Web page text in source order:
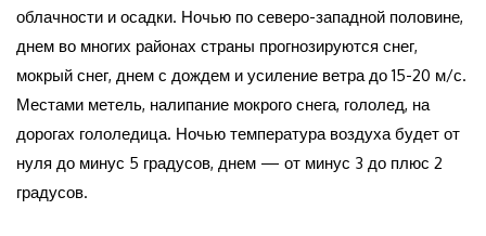
облачности и осадки. Ночью по северо-западной половине,
днем во многих районах страны прогнозируются снег,
мокрый снег, днем с дождем и усиление ветра до 15-20 м/с.
Местами метель, налипание мокрого снега, гололед, на
дорогах гололедица. Ночью температура воздуха будет от
нуля до минус 5 градусов, днем — от минус 3 до плюс 2
градусов.